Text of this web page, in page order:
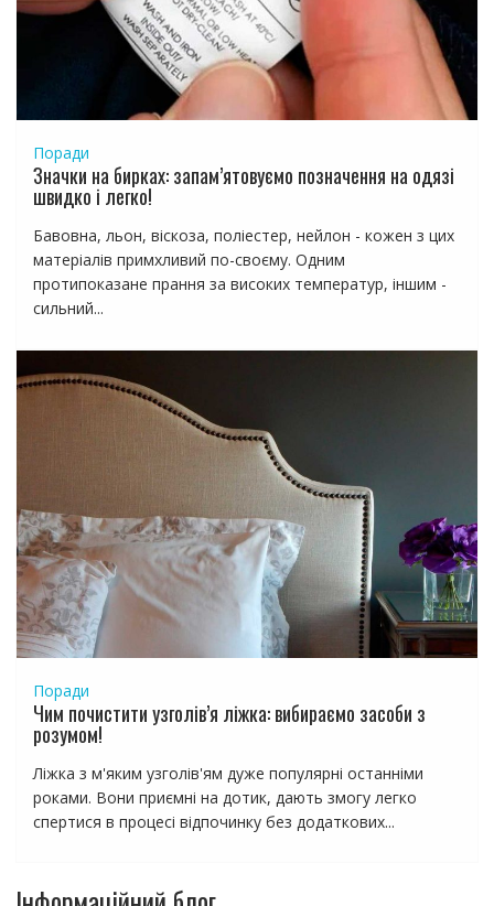
Поради
Значки на бирках: запам’ятовуємо позначення на одязі
швидко і легко!
Бавовна, льон, віскоза, поліестер, нейлон - кожен з цих
матеріалів примхливий по-своєму. Одним
протипоказане прання за високих температур, іншим -
сильний...
Поради
Чим почистити узголів’я ліжка: вибираємо засоби з
розумом!
Ліжка з м'яким узголів'ям дуже популярні останніми
роками. Вони приємні на дотик, дають змогу легко
спертися в процесі відпочинку без додаткових...